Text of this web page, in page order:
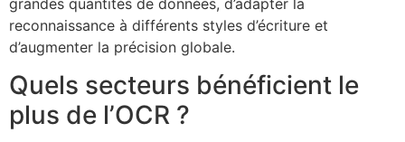
reconnaissance à différents styles d’écriture et
d’augmenter la précision globale.
Quels secteurs bénéficient le
plus de l’OCR ?